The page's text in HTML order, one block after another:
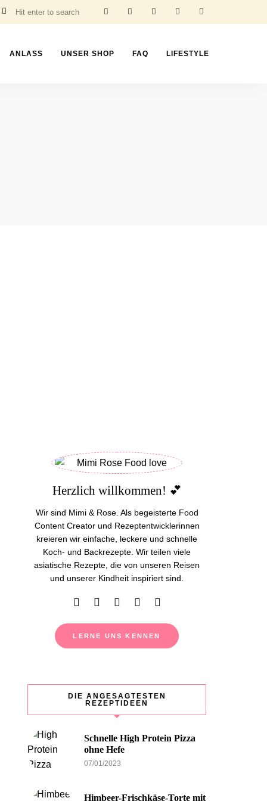
ANLASS UNSER SHOP FAQ LIFESTYLE
Herzlich willkommen! 💕
Wir sind Mimi & Rose. Als begeisterte Food
Content Creator und Rezeptentwicklerinnen
kreieren wir einfache, leckere und schnelle
Koch- und Backrezepte. Wir teilen viele
asiatische Rezepte, die von unseren Reisen
und unserer Kindheit inspiriert sind.
LERNE UNS KENNEN
DIE ANGESAGTESTEN
REZEPTIDEEN
Schnelle High Protein Pizza
ohne Hefe
07/01/2023
Himbeer-Frischkäse-Torte mit